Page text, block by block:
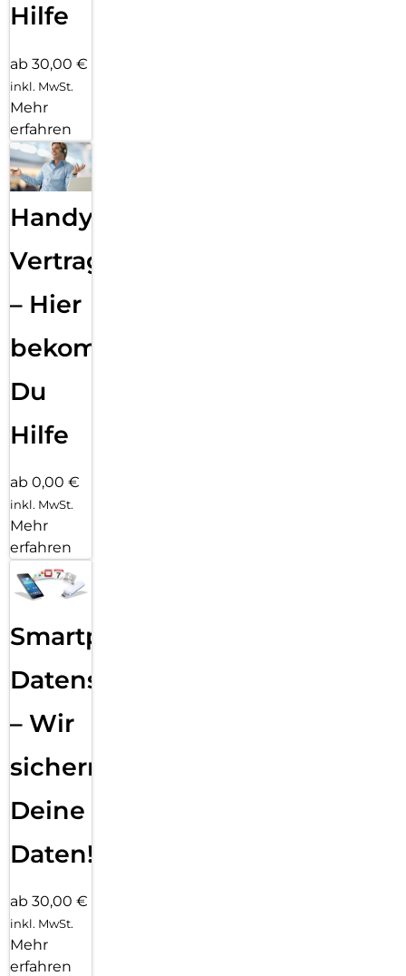
Hilfe
ab 30,00 €
inkl. MwSt.
Mehr
erfahren
Handy
Vertragsabwicklung
– Hier
bekommst
Du
Hilfe
ab 0,00 €
inkl. MwSt.
Mehr
erfahren
Smartphone
Datensicherung
– Wir
sichern
Deine
Daten!
ab 30,00 €
inkl. MwSt.
Mehr
erfahren